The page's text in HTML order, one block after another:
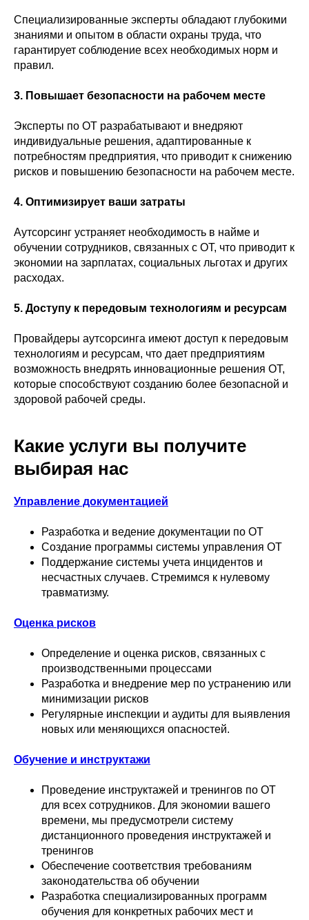
Специализированные эксперты обладают глубокими
знаниями и опытом в области охраны труда, что
гарантирует соблюдение всех необходимых норм и
правил.
3. Повышает безопасности на рабочем месте
Эксперты по ОТ разрабатывают и внедряют
индивидуальные решения, адаптированные к
потребностям предприятия, что приводит к снижению
рисков и повышению безопасности на рабочем месте.
4. Оптимизирует ваши затраты
Аутсорсинг устраняет необходимость в найме и
обучении сотрудников, связанных с ОТ, что приводит к
экономии на зарплатах, социальных льготах и других
расходах.
5. Доступу к передовым технологиям и ресурсам
Провайдеры аутсорсинга имеют доступ к передовым
технологиям и ресурсам, что дает предприятиям
возможность внедрять инновационные решения ОТ,
которые способствуют созданию более безопасной и
здоровой рабочей среды.
Какие услуги вы получите
выбирая нас
Управление документацией
Разработка и ведение документации по ОТ
Создание программы системы управления ОТ
Поддержание системы учета инцидентов и
несчастных случаев. Стремимся к нулевому
травматизму.
Оценка рисков
Определение и оценка рисков, связанных с
производственными процессами
Разработка и внедрение мер по устранению или
минимизации рисков
Регулярные инспекции и аудиты для выявления
новых или меняющихся опасностей.
Обучение и инструктажи
Проведение инструктажей и тренингов по ОТ
для всех сотрудников. Для экономии вашего
времени, мы предусмотрели систему
дистанционного проведения инструктажей и
тренингов
Обеспечение соответствия требованиям
законодательства об обучении
Разработка специализированных программ
обучения для конкретных рабочих мест и